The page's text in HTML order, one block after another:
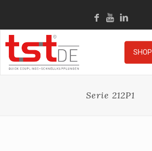
SHOP
Serie 212P1